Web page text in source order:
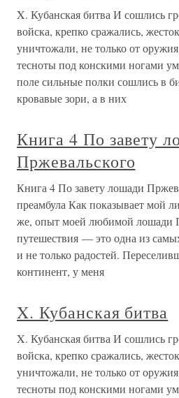
X. Кубанская битва И сошлись
войска, крепко сражались,
уничтожали, не только от
тесноты под конскими ногами
поле сильные полки сошлись в
кровавые зори, а в них
Книга 4 По завету
Пржевальского
Книга 4 По завету лошади
преамбула Как показывает мой
же, опыт моей любимой лошади
путешествия — это одна из
и не только радостей.
континент, у меня
X. Кубанская битва
X. Кубанская битва И сошлись
войска, крепко сражались,
уничтожали, не только от
тесноты под конскими ногами